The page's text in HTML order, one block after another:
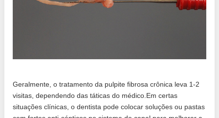
Geralmente, o tratamento da pulpite fibrosa crônica leva 1-2
visitas, dependendo das táticas do médico.Em certas
situações clínicas, o dentista pode colocar soluções ou pastas